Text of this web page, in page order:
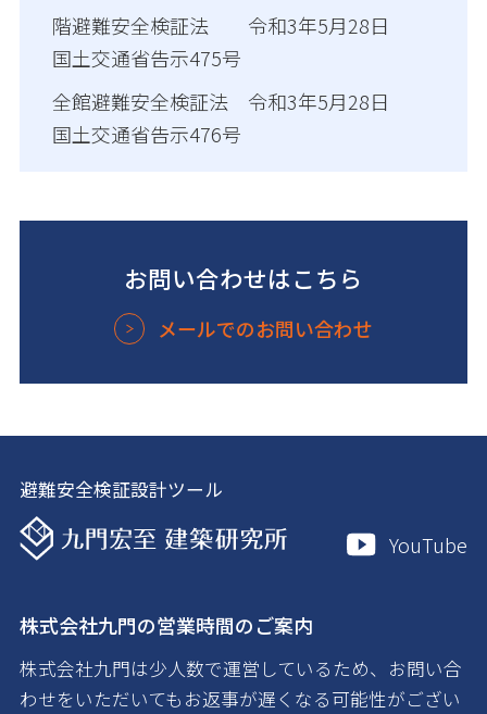
階避難安全検証法 令和3年5月28日
国土交通省告示475号
全館避難安全検証法 令和3年5月28日
国土交通省告示476号
お問い合わせはこちら
メールでのお問い合わせ
避難安全検証設計ツール
YouTube
株式会社九門の営業時間のご案内
株式会社九門は少人数で運営しているため、お問い合
わせをいただいてもお返事が遅くなる可能性がござい